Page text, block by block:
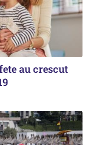
au crescut